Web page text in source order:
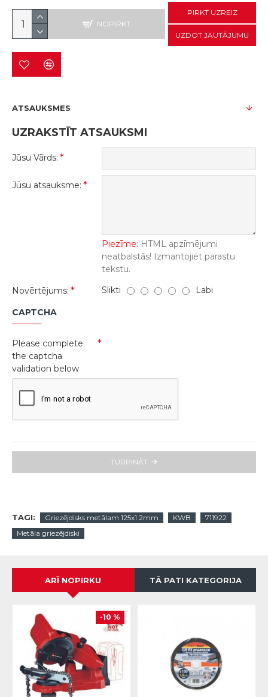
NOPIRKT
PIRKT UZREIZ
UZDOT JAUTĀJUMU
ATSAUKSMES
UZRAKSTĪT ATSAUKSMI
Jūsu Vārds:
Jūsu atsauksme:
Piezīme: HTML apzīmējumi
neatbalstās! Izmantojiet parastu
tekstu.
Novērtējums:
Slikti Labi
CAPTCHA
Please complete
the captcha
validation below
TURPINĀT
TAGI: Griezējdisks metālam 125x1.2mm KWB
711922
Metāla griezējdiski
ARĪ NOPIRKU TĀ PATI KATEGORIJA
-10 %